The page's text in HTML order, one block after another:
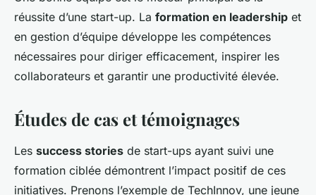
réussite d’une start-up. La formation en leadership et
en gestion d’équipe développe les compétences
nécessaires pour diriger efficacement, inspirer les
collaborateurs et garantir une productivité élevée.
Études de cas et témoignages
Les success stories de start-ups ayant suivi une
formation ciblée démontrent l’impact positif de ces
initiatives. Prenons l’exemple de TechInnov, une jeune